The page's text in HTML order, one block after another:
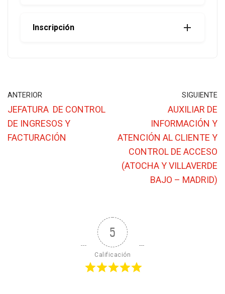
Inscripción
ANTERIOR
JEFATURA DE CONTROL
DE INGRESOS Y
FACTURACIÓN
SIGUIENTE
AUXILIAR DE
INFORMACIÓN Y
ATENCIÓN AL CLIENTE Y
CONTROL DE ACCESO
(ATOCHA Y VILLAVERDE
BAJO – MADRID)
5
Calificación